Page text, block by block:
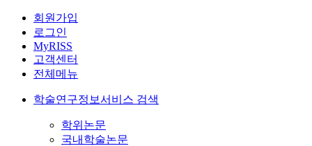
회원가입
로그인
MyRISS
고객센터
전체메뉴
학술연구정보서비스 검색
학위논문
국내학술논문